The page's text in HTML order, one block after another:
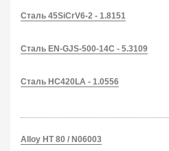
Сталь 45SiCrV6-2 - 1.8151
Сталь EN-GJS-500-14C - 5.3109
Сталь HC420LA - 1.0556
Alloy HT 80 / N06003